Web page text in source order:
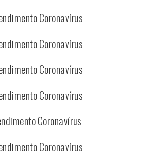
Coronavírus
Coronavírus
Coronavírus
Coronavírus
Coronavírus
Coronavírus